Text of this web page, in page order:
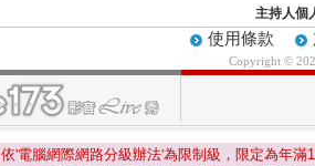
主持人個
使用條款
Copyright ©
依'電腦網際網路分級辦法'為限制級，限定為年滿